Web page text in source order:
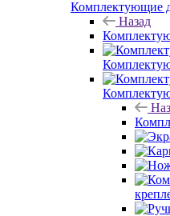
Комплектующие
Назад